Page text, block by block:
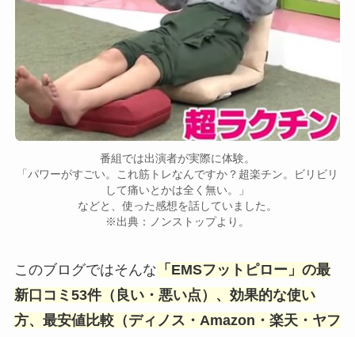
番組では出演者が実際に体験。
「パワーがすごい。これ筋トレなんですか？超楽チン。ビリビリ
して痛いとかは全く無い。」
などと、使った感想を話していました。
※出典：ノンストップより。
このブログではそんな 「EMSフットピロー」の最
新口コミ53件（良い・悪い点）、効果的な使い
方、最安値比較（ディノス・Amazon・楽天・ヤフ